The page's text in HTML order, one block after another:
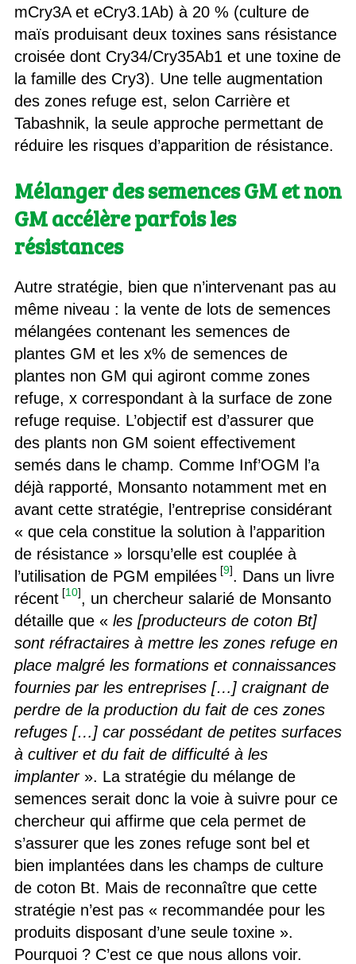
mCry3A et eCry3.1Ab) à 20 % (culture de
maïs produisant deux toxines sans résistance
croisée dont Cry34/Cry35Ab1 et une toxine de
la famille des Cry3). Une telle augmentation
des zones refuge est, selon Carrière et
Tabashnik, la seule approche permettant de
réduire les risques d’apparition de résistance.
Mélanger des semences GM et non
GM accélère parfois les
résistances
Autre stratégie, bien que n’intervenant pas au
même niveau : la vente de lots de semences
mélangées contenant les semences de
plantes GM et les x% de semences de
plantes non GM qui agiront comme zones
refuge, x correspondant à la surface de zone
refuge requise. L’objectif est d’assurer que
des plants non GM soient effectivement
semés dans le champ. Comme Inf’OGM l’a
déjà rapporté, Monsanto notamment met en
avant cette stratégie, l’entreprise considérant
« que cela constitue la solution à l’apparition
de résistance » lorsqu’elle est couplée à
l’utilisation de PGM empilées [9]. Dans un livre
récent [10], un chercheur salarié de Monsanto
détaille que « les [producteurs de coton Bt]
sont réfractaires à mettre les zones refuge en
place malgré les formations et connaissances
fournies par les entreprises […] craignant de
perdre de la production du fait de ces zones
refuges […] car possédant de petites surfaces
à cultiver et du fait de difficulté à les
implanter». La stratégie du mélange de
semences serait donc la voie à suivre pour ce
chercheur qui affirme que cela permet de
s’assurer que les zones refuge sont bel et
bien implantées dans les champs de culture
de coton Bt. Mais de reconnaître que cette
stratégie n’est pas « recommandée pour les
produits disposant d’une seule toxine ».
Pourquoi ? C’est ce que nous allons voir.